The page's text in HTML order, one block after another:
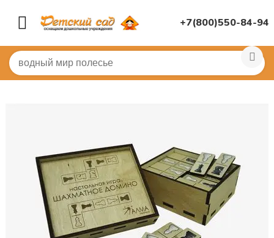
+7(800)550-84-94
Главная / ДИДАКТИЧЕСКИЕ ИГРЫ Настольные игры